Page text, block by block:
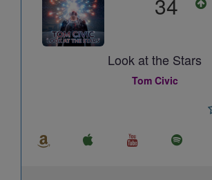
Look at the Stars
Tom Civic